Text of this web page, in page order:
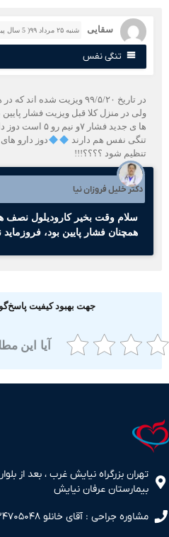
سقایی شنبه ۲۵ مرداد ۹۹( 5 سال پیش)
تنگی نفس
ها ی جدید فشار ۷و نیم رو ۵
نفس هم دارند
دوز دارو های جدید
شود ؟؟؟؟!!!
دکتر خلیل فروزان نیا
همچنان فشار پایین بود، فروزماید نیز
جهت بهبود کیفیت پاسخ‌گویی
آیا این مطلب
بزرگراه نیایش غرب ، بعد از بلوار
عرفان نیایش
جراحی : آقای خانلو ۰۹۱۲۴۷۰۵۰۴۸